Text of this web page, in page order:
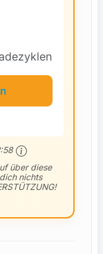
über diese
nichts